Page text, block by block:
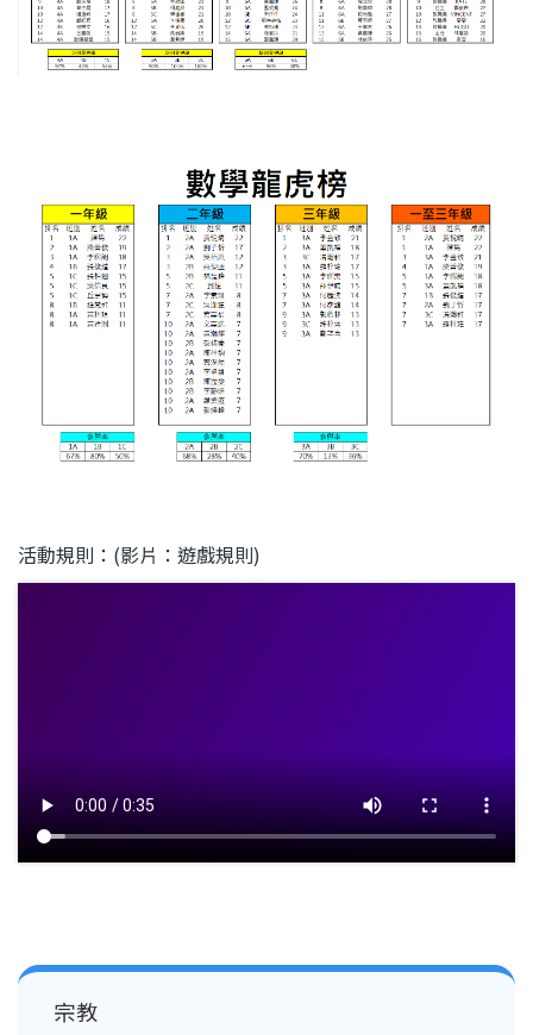
活動規則：(影片：遊戲規則)
Main
navigation
宗教